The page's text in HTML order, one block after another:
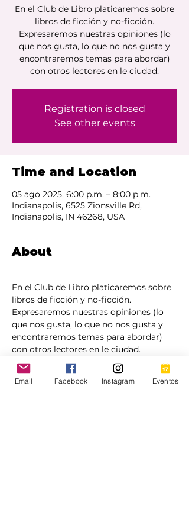
En el Club de Libro platicaremos sobre
libros de ficción y no-ficción.
Expresaremos nuestras opiniones (lo
que nos gusta, lo que no nos gusta y
encontraremos temas para abordar)
con otros lectores en le ciudad.
Registration is closed
See other events
Time and Location
05 ago 2025, 6:00 p.m. – 8:00 p.m.
Indianapolis, 6525 Zionsville Rd,
Indianapolis, IN 46268, USA
About
En el Club de Libro platicaremos sobre
libros de ficción y no-ficción.
Expresaremos nuestras opiniones (lo
que nos gusta, lo que no nos gusta y
encontraremos temas para abordar)
con otros lectores en le ciudad.
Aquellos que se registren recibirán
instrucciones por correo electrónico
Email Facebook Instagram Eventos